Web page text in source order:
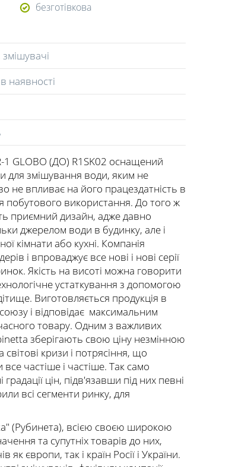
безготівкова
наявності
GLOBO (ДО) R1SK02 оснащений
для змішування води, яким не
не впливає на його працездатність в
побутового використання. До того ж
приємний дизайн, адже давно
джерелом води в будинку, але і
кімнати або кухні. Компанія
і впроваджує все нові і нові серії
Якість на висоті можна говорити
устаткування з допомогою
Виготовляється продукція в
і відповідає максимальним
товару. Одним з важливих
зберігають свою ціну незмінною
кризи і потрясіння, що
частіше і частіше. Так само
цін, підв'язавши під них певні
всі сегменти ринку, для
(Рубинета), всією своєю широкою
та супутніх товарів до них,
європи, так і країн Росії і України.